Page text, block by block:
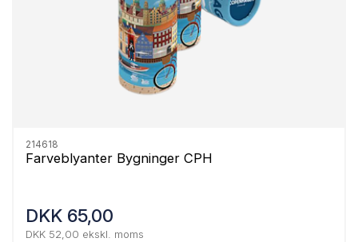
214618
Farveblyanter Bygninger CPH
DKK 65,00
DKK 52,00 ekskl. moms